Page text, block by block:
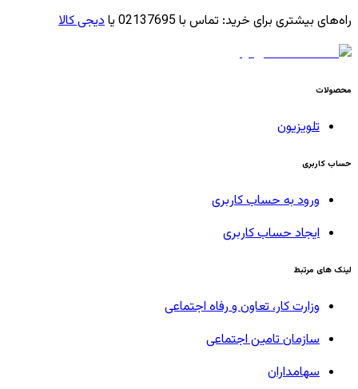
راه‌های بیشتری برای خرید: تماس با 02137695 یا دیجی کالا
محصولات
تلویزیون
حساب کاربری
ورود به حساب کاربری
ایجاد حساب کاربری
لینک های مرتبط
وزارت کار، تعاون و رفاه اجتماعی
سازمان تامین اجتماعی
سهامداران